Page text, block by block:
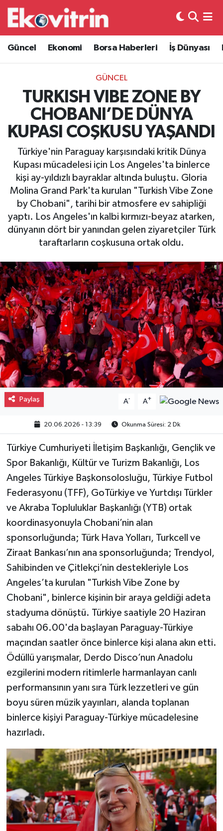
Güncel Ekonomi Borsa Haberleri İş Dünyası
GÜNCEL
TURKISH VIBE ZONE BY
CHOBANI’DE DÜNYA
KUPASI COŞKUSU YAŞANDI
Türkiye'nin Paraguay karşısındaki kritik Dünya
Kupası mücadelesi için Los Angeles'ta binlerce
kişi ay-yıldızlı bayraklar altında buluştu. Gloria
Molina Grand Park'ta kurulan "Turkish Vibe Zone
by Chobani", tarihi bir atmosfere ev sahipliği
yaptı. Los Angeles'ın kalbi kırmızı-beyaz atarken,
dünyanın dört bir yanından gelen ziyaretçiler Türk
taraftarların coşkusuna ortak oldu.
Paylaş A- A+
20.06.2026 - 13:39 Okunma Süresi: 2 Dk
Türkiye Cumhuriyeti İletişim Başkanlığı, Gençlik ve
Spor Bakanlığı, Kültür ve Turizm Bakanlığı, Los
Angeles Türkiye Başkonsolosluğu, Türkiye Futbol
Federasyonu (TFF), GoTürkiye ve Yurtdışı Türkler
ve Akraba Topluluklar Başkanlığı (YTB) ortak
koordinasyonuyla Chobani’nin alan
sponsorluğunda; Türk Hava Yolları, Turkcell ve
Ziraat Bankası’nın ana sponsorluğunda; Trendyol,
Sahibinden ve Çitlekçi’nin destekleriyle Los
Angeles’ta kurulan "Turkish Vibe Zone by
Chobani", binlerce kişinin bir araya geldiği adeta
stadyuma dönüştü. Türkiye saatiyle 20 Haziran
sabahı 06.00'da başlayan Paraguay-Türkiye
maçından saatler önce binlerce kişi alana akın etti.
Ödüllü yarışmalar, Derdo Disco’nun Anadolu
ezgilerini modern ritimlerle harmanlayan canlı
performansının yanı sıra Türk lezzetleri ve gün
boyu süren müzik yayınları, alanda toplanan
binlerce kişiyi Paraguay-Türkiye mücadelesine
hazırladı.
Güncel
Ekonomi
Borsa Haberleri
İş Dünyası
Lojistik
Otovitrin
Asayiş
Magazin
Gayrimenkul
Spor
Eğitim
Hava Durumu
Trafik Durumu
Süper Lig Puan Durumu ve Fikstür
Tüm Manşetler
Son Dakika Haberleri
Haber Arşivi